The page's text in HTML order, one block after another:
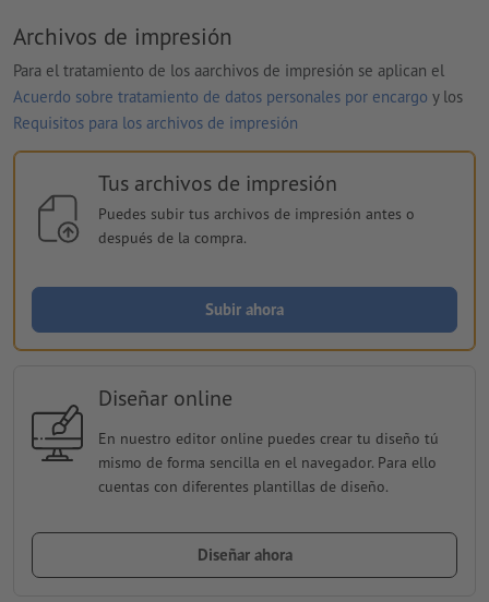
Archivos de impresión
Para el tratamiento de los aarchivos de impresión se aplican el
Acuerdo sobre tratamiento de datos personales por encargo y los
Requisitos para los archivos de impresión
Tus archivos de impresión
Puedes subir tus archivos de impresión antes o
después de la compra.
Subir ahora
Diseñar online
En nuestro editor online puedes crear tu diseño tú
mismo de forma sencilla en el navegador. Para ello
cuentas con diferentes plantillas de diseño.
Diseñar ahora